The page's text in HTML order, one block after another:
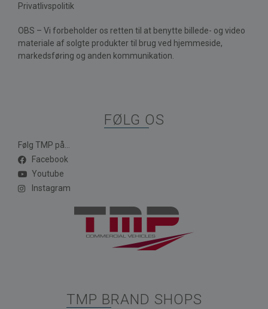
Privatlivspolitik
OBS – Vi forbeholder os retten til at benytte billede- og video
materiale af solgte produkter til brug ved hjemmeside,
markedsføring og anden kommunikation.
FØLG OS
Følg TMP på...
Facebook
Youtube
Instagram
TMP BRAND SHOPS